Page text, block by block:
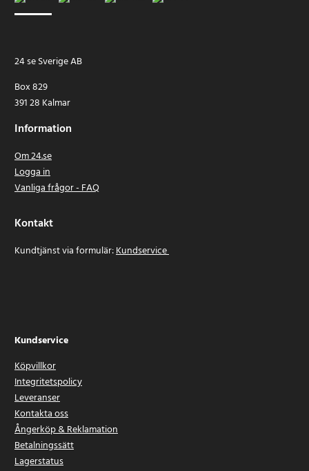
24 se Sverige AB
Box 829
391 28 Kalmar
Information
Om 24.se
Logga in
Vanliga frågor - FAQ
Kontakt
Kundtjänst via formulär:Kundservice
Kundservice
Köpvillkor
Integritetspolicy
Leveranser
Kontakta oss
Ångerköp & Reklamation
Betalningssätt
Lagerstatus